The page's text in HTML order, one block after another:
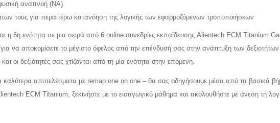
αναπνοή (NA).
τους για περαιτέρω κατανόηση της λογικής των εφαρμοζόμενων τροποποιήσεων
η 6η ενότητα σε μια σειρά από 6 online συνεδρίες εκπαίδευσης Alientech ECM Titanium
να αποκομίσετε το μέγιστο όφελος από την επένδυσή σας στην ανάπτυξη των
οι δεξιότητές σας χτίζονται από τη μία ενότητα στην επόμενη.
καλύτερα αποτελέσματα με remap one on one – θα σας οδηγήσουμε μέσα από τα βασικά
ECM Titanium, ξεκινήστε με το εισαγωγικό μάθημα και ακολουθήστε με άνεση τη